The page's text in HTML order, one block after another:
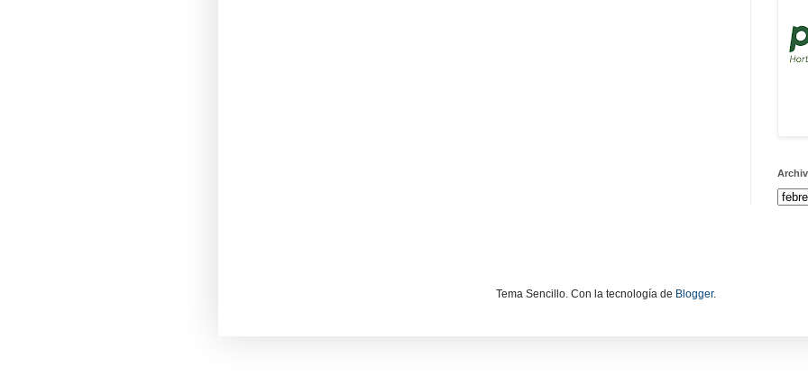
Tema Sencillo. Con la tecnología de Blogger.